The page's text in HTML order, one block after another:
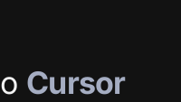
Cursor